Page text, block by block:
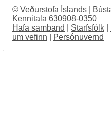
© Veðurstofa Íslands |
Kennitala 630908-0350
Hafa samband
Starfsfólk
um vefinn
Persónuvernd